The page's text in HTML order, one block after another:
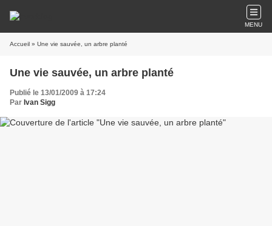
MENU
Accueil » Une vie sauvée, un arbre planté
Une vie sauvée, un arbre planté
Publié le 13/01/2009 à 17:24
Par Ivan Sigg